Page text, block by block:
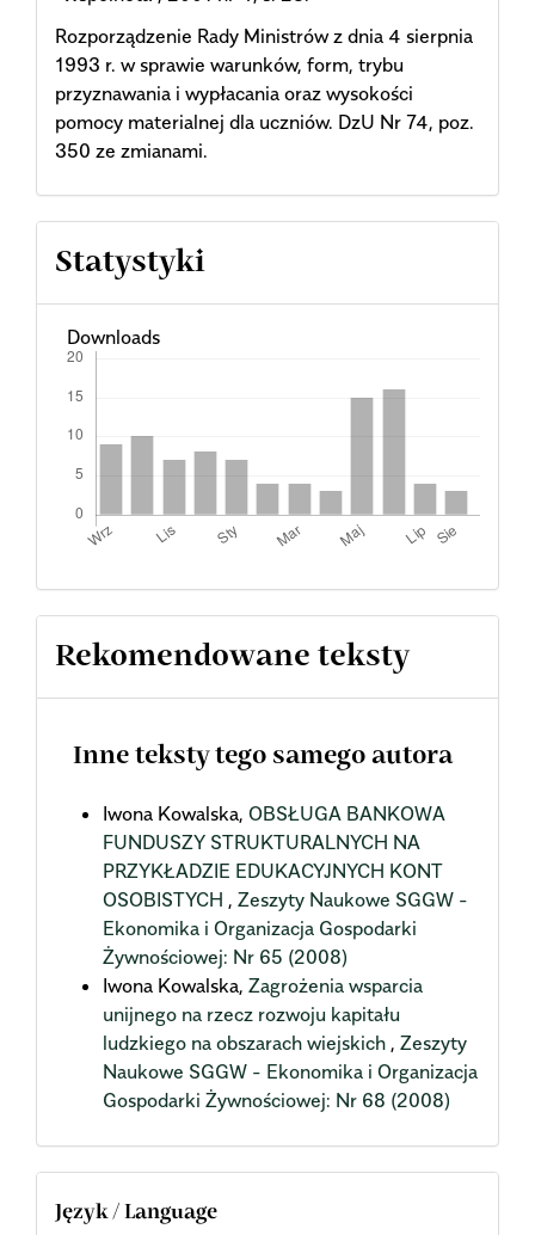
Rozporządzenie Rady Ministrów z dnia 4 sierpnia
1993 r. w sprawie warunków, form, trybu
przyznawania i wypłacania oraz wysokości
pomocy materialnej dla uczniów. DzU Nr 74, poz.
350 ze zmianami.
Statystyki
Downloads
Rekomendowane teksty
Inne teksty tego samego autora
Iwona Kowalska, OBSŁUGA BANKOWA
FUNDUSZY STRUKTURALNYCH NA
PRZYKŁADZIE EDUKACYJNYCH KONT
OSOBISTYCH , Zeszyty Naukowe SGGW -
Ekonomika i Organizacja Gospodarki
Żywnościowej: Nr 65 (2008)
Iwona Kowalska, Zagrożenia wsparcia
unijnego na rzecz rozwoju kapitału
ludzkiego na obszarach wiejskich , Zeszyty
Naukowe SGGW - Ekonomika i Organizacja
Gospodarki Żywnościowej: Nr 68 (2008)
Język / Language